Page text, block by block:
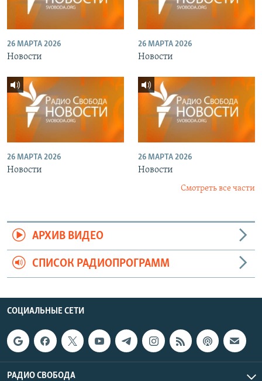
26 МАРТА 2026
Новости
26 МАРТА 2026
Новости
26 МАРТА 2026
Новости
26 МАРТА 2026
Новости
Смотреть все части
АРХИВ ВИДЕО
СПИСОК РАДИОПРОГРАММ
СОЦИАЛЬНЫЕ СЕТИ
РАДИО СВОБОДА